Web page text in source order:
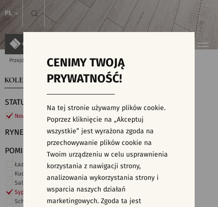
PL
Przejdź do strony głównej Kolekcje
KOLEKCJE WYSZUKIWARKA PŁYTEK
STATUS
Nowości
RYNEK
POMIESZCZENIE
Łazienka
Kuchnia
Salon i hol
Sypialnia
Schody
CENIMY TWOJĄ
PRYWATNOŚĆ!
Na tej stronie używamy plików cookie.
Poprzez kliknięcie na „Akceptuj
wszystkie” jest wyrażona zgoda na
przechowywanie plików cookie na
Twoim urządzeniu w celu usprawnienia
korzystania z nawigacji strony,
analizowania wykorzystania strony i
wsparcia naszych działań
marketingowych. Zgoda ta jest